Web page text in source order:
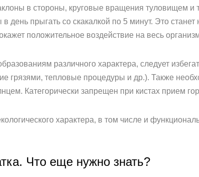
в стороны, круговые вращения туловищем и
прыгать со скакалкой по 5 минут. Это станет
положительное воздействие на весь
различного характера, следует
грязями, тепловые процедуры и др.). Также
Категорически запрещен при кистах прием
характера, в том числе и
Что еще нужно знать?